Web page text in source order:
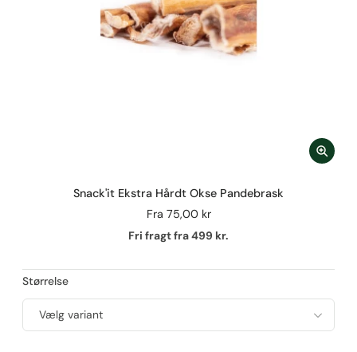
Snack'it Ekstra Hårdt Okse Pandebrask
Fra 75,00 kr
Fri fragt fra 499 kr.
Størrelse